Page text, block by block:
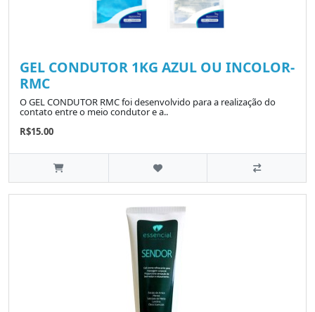
GEL CONDUTOR 1KG AZUL OU INCOLOR-
RMC
O GEL CONDUTOR RMC foi desenvolvido para a realização do
contato entre o meio condutor e a..
R$15.00